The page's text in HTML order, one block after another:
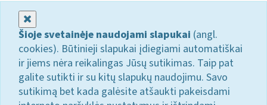
Šioje svetainėje naudojami slapukai (angl.
cookies). Būtinieji slapukai įdiegiami automatiškai
ir jiems nėra reikalingas Jūsų sutikimas. Taip pat
galite sutikti ir su kitų slapukų naudojimu. Savo
sutikimą bet kada galėsite atšaukti pakeisdami